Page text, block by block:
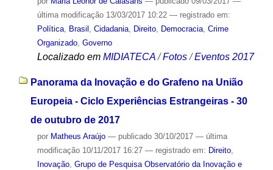
última modificação13/03/2017 10:22 — registrado em:
Política, Brasil Cidadania, Direito, Democracia, Crime
Organizado, Governo
Localizado em MIDIATECA /Fotos /Eventos 2017
Panorama da Inovação e do Grafeno na União
Europeia - Ciclo Experiências Estrangeiras - 30
de outubro de 2017
por Matheus Araújo — publicado30/10/2017 — última
modificação10/11/2017 16:27 — registrado em: Direito,
Inovação, Grupo de Pesquisa Observatório da Inovação e